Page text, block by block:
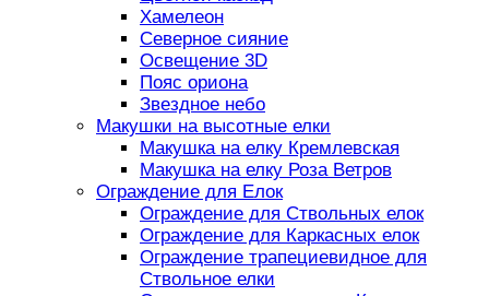
Хамелеон
Северное сияние
Освещение 3D
Пояс ориона
Звездное небо
Макушки на высотные елки
Макушка на елку Кремлевская
Макушка на елку Роза Ветров
Ограждение для Елок
Ограждение для Ствольных елок
Ограждение для Каркасных елок
Ограждение трапециевидное для
Ствольное елки